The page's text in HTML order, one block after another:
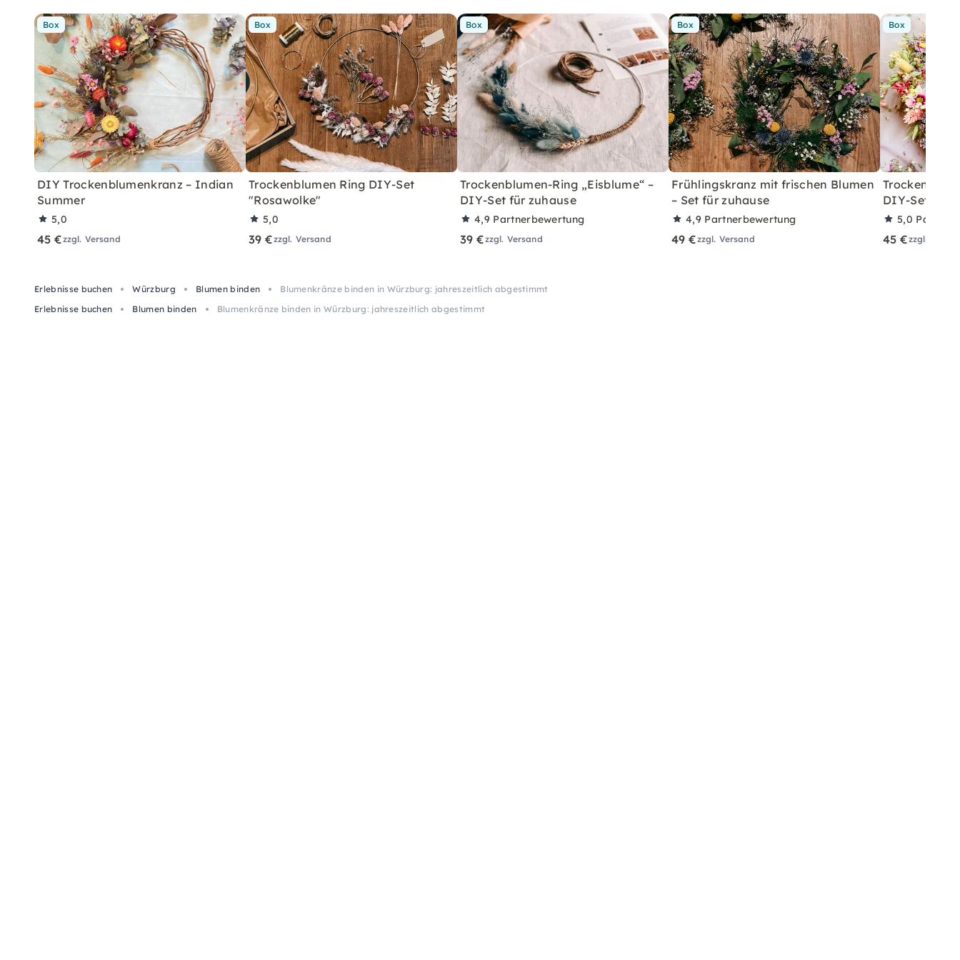
Box
DIY Trockenblumenkranz – Indian
Summer
5,0
45 €zzgl. Versand
Box
Trockenblumen Ring DIY-Set
"Rosawolke"
5,0
39 €zzgl. Versand
Box
Trockenblumen-Ring „Eisblume“ –
DIY-Set für zuhause
4,9 Partnerbewertung
39 €zzgl. Versand
Box
Frühlingskranz mit frischen Blumen
– Set für zuhause
4,9 Partnerbewertung
49 €zzgl. Versand
Box
DIY-Set für
5,0
45 €zzgl.
Erlebnisse buchen Würzburg Blumen binden
Blumenkränze binden in Würzburg: jahreszeitlich abgestimmt
Erlebnisse buchen
Blumen binden Blumenkränze binden in Würzburg: jahreszeitlich abgestimmt